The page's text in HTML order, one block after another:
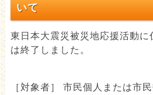
いて
東日本大震災被災地応援活動
は終了しました。
［対象者］ 市民個人または市